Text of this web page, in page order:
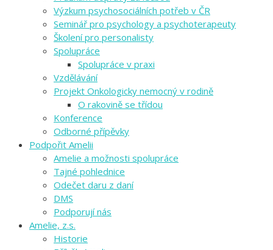
Výzkum psychosociálních potřeb v ČR
Seminář pro psychology a psychoterapeuty
Školení pro personalisty
Spolupráce
Spolupráce v praxi
Vzdělávání
Projekt Onkologicky nemocný v rodině
O rakovině se třídou
Konference
Odborné přípěvky
Podpořit Amelii
Amelie a možnosti spolupráce
Tajné pohlednice
Odečet daru z daní
DMS
Podporují nás
Amelie, z.s.
Historie